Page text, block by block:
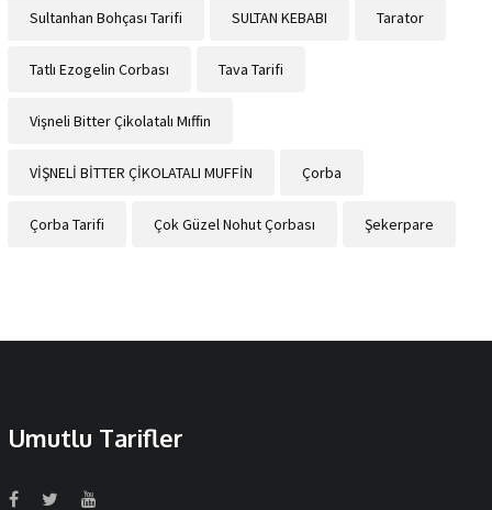
Sultanhan Bohçası Tarifi SULTAN KEBABI Tarator
Tatlı Ezogelin Corbası Tava Tarifi
Vişneli Bitter Çikolatalı Mıffin
VİŞNELİ BİTTER ÇİKOLATALI MUFFİN Çorba
Çorba Tarifi Çok Güzel Nohut Çorbası Şekerpare
Umutlu Tarifler